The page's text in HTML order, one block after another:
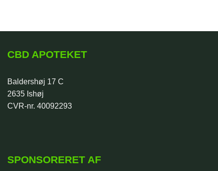
CBD APOTEKET
Baldershøj 17 C
2635 Ishøj
CVR-nr. 40092293
SPONSORERET AF